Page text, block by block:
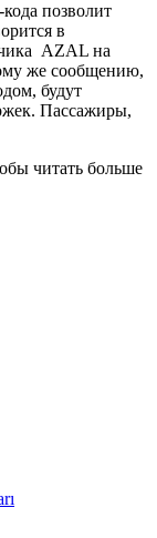
позволит
в
AZAL на
же сообщению,
будут
Пассажиры,
читать больше